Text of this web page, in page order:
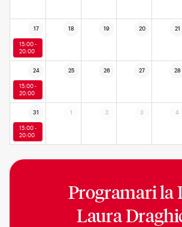
17 18 19 20 21
15:00 -
20:00
24 25 26 27 28
15:00 -
20:00
31 1 2 3 4
15:00 -
20:00
Programari la
Laura